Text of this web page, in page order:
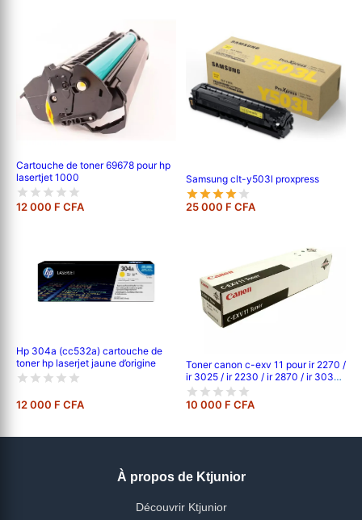
Cartouche de toner 69678 pour hp
lasertjet 1000
12 000 F CFA
Samsung clt-y503l proxpress
25 000 F CFA
Hp 304a (cc532a) cartouche de
toner hp laserjet jaune d’origine
12 000 F CFA
Toner canon c-exv 11 pour ir 2270 /
ir 3025 / ir 2230 / ir 2870 / ir 3030;
cartouche laser compatible canon
- 21000 pages
10 000 F CFA
À propos de Ktjunior
Découvrir Ktjunior